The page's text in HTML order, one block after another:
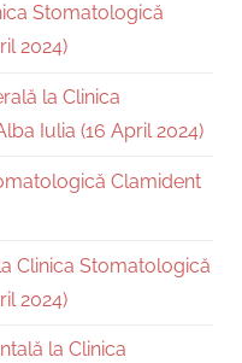
Stomatologică
2024)
la Clinica
Iulia (16 April 2024)
Clamident
Clinica Stomatologică
2024)
la Clinica